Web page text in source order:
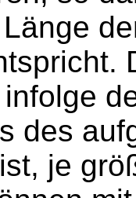
des
je